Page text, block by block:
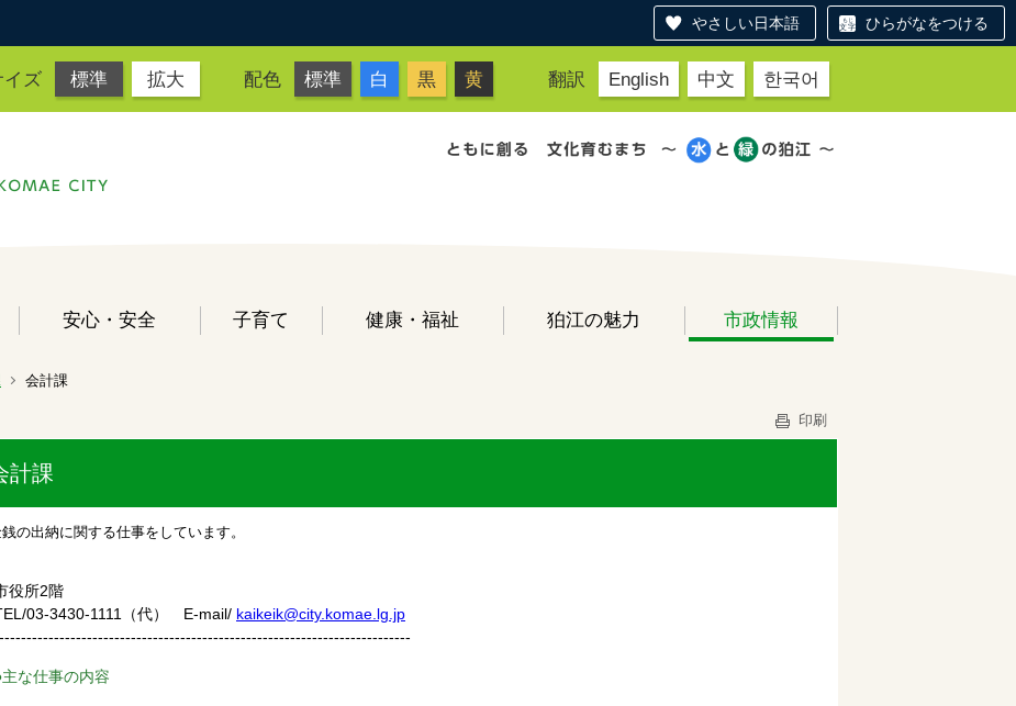
やさしい日本語 ひらがなをつける
イズ 標準 拡大 配色 標準 白 黒 黄 翻訳 English 中文 한국어
安心・安全 子育て 健康・福祉 狛江の魅力 市政情報
会計課
印刷
計課
の出納に関する仕事をしています。
役所2階
03-3430-1111（代） E-mail/ kaikeik@city.komae.lg.jp
主な仕事の内容